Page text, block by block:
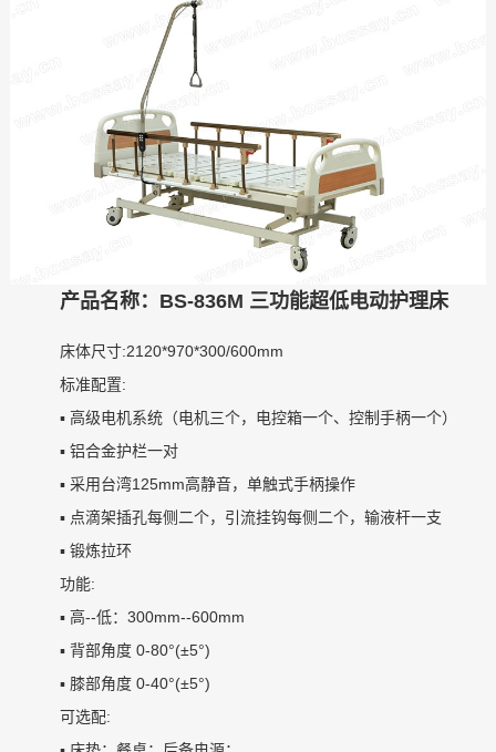
产品名称：BS-836M 三功能超低电动护理床
床体尺寸:2120*970*300/600mm
标准配置:
▪ 高级电机系统（电机三个，电控箱一个、控
▪ 铝合金护栏一对
▪ 采用台湾125mm高静音，单触式手柄操作
▪ 点滴架插孔每侧二个，引流挂钩每侧二个，
▪ 锻炼拉环
功能:
▪ 高--低：300mm--600mm
▪ 背部角度 0-80°(±5°)
▪ 膝部角度 0-40°(±5°)
可选配: